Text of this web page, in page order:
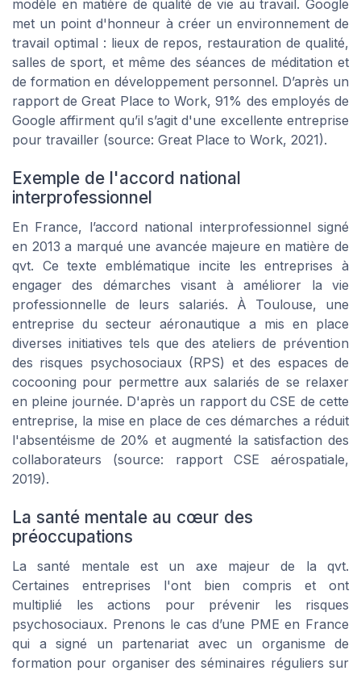
modèle en matière de qualité de vie au travail. Google
met un point d'honneur à créer un environnement de
travail optimal : lieux de repos, restauration de qualité,
salles de sport, et même des séances de méditation et
de formation en développement personnel. D’après un
rapport de Great Place to Work, 91% des employés de
Google affirment qu’il s’agit d'une excellente entreprise
pour travailler (source: Great Place to Work, 2021).
Exemple de l'accord national
interprofessionnel
En France, l’accord national interprofessionnel signé
en 2013 a marqué une avancée majeure en matière de
qvt. Ce texte emblématique incite les entreprises à
engager des démarches visant à améliorer la vie
professionnelle de leurs salariés. À Toulouse, une
entreprise du secteur aéronautique a mis en place
diverses initiatives tels que des ateliers de prévention
des risques psychosociaux (RPS) et des espaces de
cocooning pour permettre aux salariés de se relaxer
en pleine journée. D'après un rapport du CSE de cette
entreprise, la mise en place de ces démarches a réduit
l'absentéisme de 20% et augmenté la satisfaction des
collaborateurs (source: rapport CSE aérospatiale,
2019).
La santé mentale au cœur des
préoccupations
La santé mentale est un axe majeur de la qvt.
Certaines entreprises l'ont bien compris et ont
multiplié les actions pour prévenir les risques
psychosociaux. Prenons le cas d’une PME en France
qui a signé un partenariat avec un organisme de
formation pour organiser des séminaires réguliers sur